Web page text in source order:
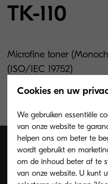
TK-110
Microfine toner
(ISO/IEC 19752)
Cookies en uw
We gebruiken essentiële
van onze website te
helpen ons om beter te
wordt gebruikt en
om de inhoud beter af te
van onze website. U kunt